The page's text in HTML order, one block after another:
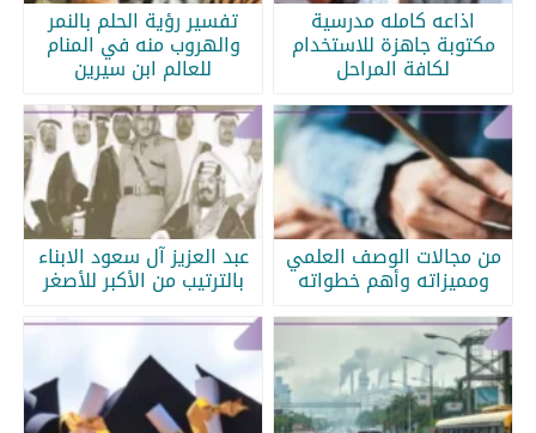
اذاعه كامله مدرسية
مكتوبة جاهزة للاستخدام
لكافة المراحل
تفسير رؤية الحلم بالنمر
والهروب منه في المنام
للعالم ابن سيرين
من مجالات الوصف العلمي
ومميزاته وأهم خطواته
عبد العزيز آل سعود الابناء
بالترتيب من الأكبر للأصغر